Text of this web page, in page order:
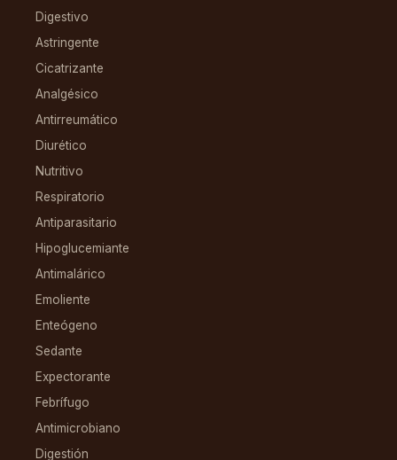
Digestivo
Astringente
Cicatrizante
Analgésico
Antirreumático
Diurético
Nutritivo
Respiratorio
Antiparasitario
Hipoglucemiante
Antimalárico
Emoliente
Enteógeno
Sedante
Expectorante
Febrífugo
Antimicrobiano
Digestión